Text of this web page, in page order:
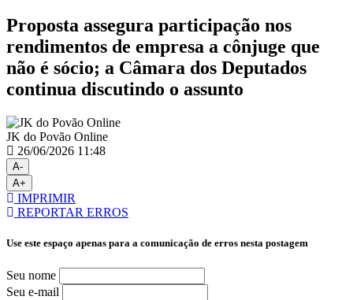
Proposta assegura participação nos
rendimentos de empresa a cônjuge que
não é sócio; a Câmara dos Deputados
continua discutindo o assunto
JK do Povão Online
26/06/2026 11:48
A-
A+
IMPRIMIR
REPORTAR ERROS
Use este espaço apenas para a comunicação de erros nesta postagem
Seu nome
Seu e-mail